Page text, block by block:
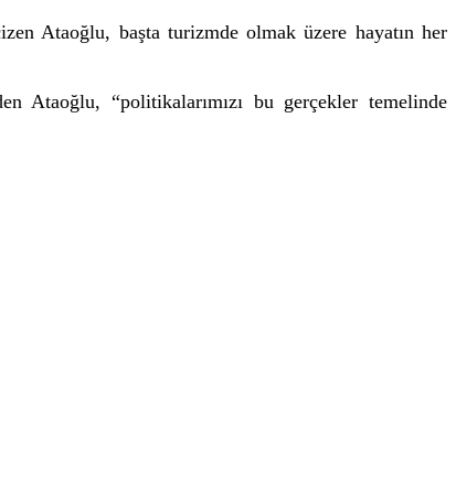
Ataoğlu, başta turizmde olmak üzere hayatın her
Ataoğlu, “politikalarımızı bu gerçekler temelinde